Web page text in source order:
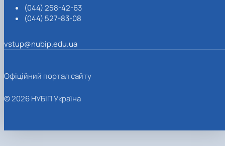
(044) 258-42-63
(044) 527-83-08
vstup@nubip.edu.ua
Офіційний портал сайту
© 2026 НУБІП Україна